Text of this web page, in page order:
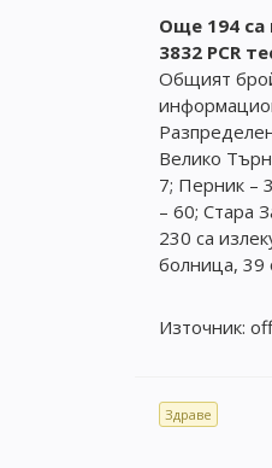
Още 194 са
3832 PCR
Общият
Велико
7; Перник –
– 60; Стара
230 са
болница, 39
Източник:
Здраве